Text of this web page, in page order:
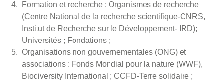
Formation et recherche : Organismes de recherche
(Centre National de la recherche scientifique-CNRS,
Institut de Recherche sur le Développement- IRD);
Universités ; Fondations ;
Organisations non gouvernementales (ONG) et
associations : Fonds Mondial pour la nature (WWF),
Biodiversity International ; CCFD-Terre solidaire ;